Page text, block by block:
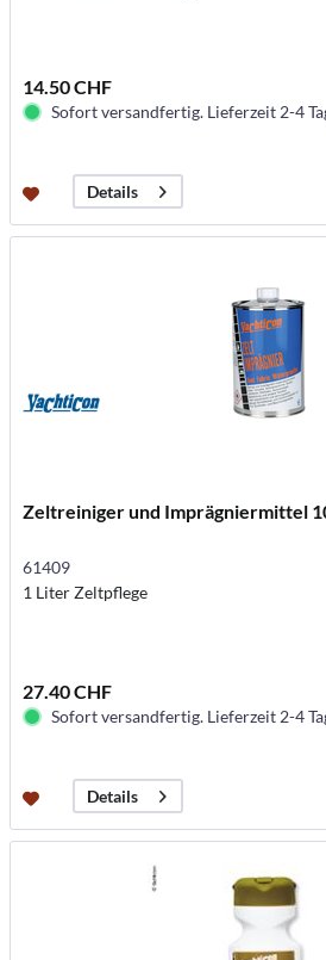
14.50 CHF
Sofort versandfertig. Lieferzeit 2-4
Details
Zeltreiniger und Imprägniermittel
61409
1 Liter Zeltpflege
27.40 CHF
Sofort versandfertig. Lieferzeit 2-4
Details